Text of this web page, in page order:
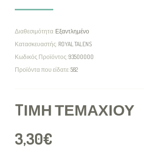
Διαθεσιμότητα: Εξαντλημένο
Κατασκευαστής: ROYAL TALENS
Κωδικός Προϊόντος:93500000
Προϊόντα που είδατε:582
TΙΜΉ ΤΕΜΑΧΊΟΥ
3,30€